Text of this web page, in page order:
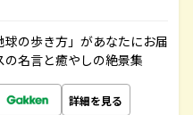
の歩き方」があなたにお届
名言と癒やしの絶景集
詳細を見る